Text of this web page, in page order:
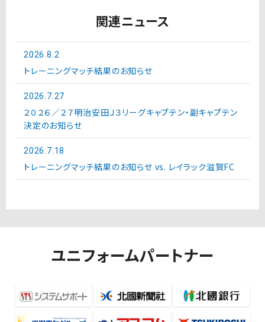
関連ニュース
2026.8.2
トレーニングマッチ結果のお知らせ
2026.7.27
２０２６／２７明治安田Ｊ３リーグキャプテン・副キャプテン
決定のお知らせ
2026.7.18
トレーニングマッチ結果のお知らせ vs. レイラック滋賀FC
ユニフォームパートナー